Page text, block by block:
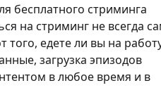
бесплатного стриминга
на стриминг не всегда
едете ли вы на
загрузка эпизодов
в любое время и в